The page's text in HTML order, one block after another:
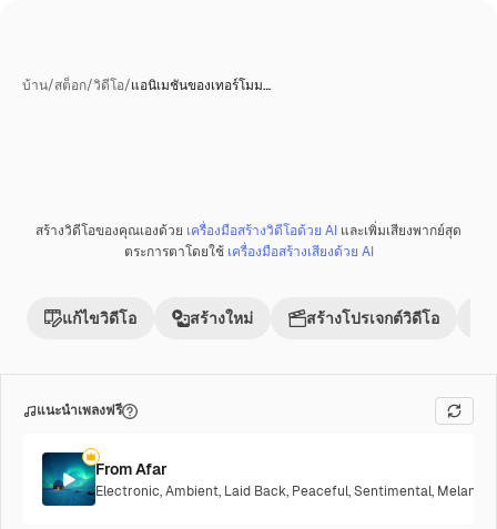
บ้าน/สต็อก/วิดีโอ/แอนิเมชันของเทอร์โมม…
พรีเมี่ยม สร้างโดย AI
สร้างวิดีโอของคุณเองด้วย เครื่องมือสร้างวิดีโอด้วย AI และเพิ่มเสียงพากย์สุด
ตระการตาโดยใช้ เครื่องมือสร้างเสียงด้วย AI
แก้ไขวิดีโอ สร้างใหม่ สร้างโปรเจกต์วิดีโอ
แนะนำเพลงฟรี
From Afar
Electronic,Ambient, Laid Back, Peaceful,Sentimental,